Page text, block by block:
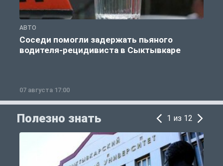
АВТО
Соседи помогли задержать пьяного
водителя-рецидивиста в Сыктывкаре
07 августа 17:00
Полезно знать 1 из 12